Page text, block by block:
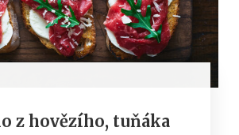
z hovězího, tuňáka